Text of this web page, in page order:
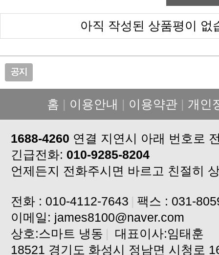
아직 작성된 상품평이 없
홈 | 이용안내 | 이용약관 | 개인
1688-4260 연결 지연시 아래 번호로
긴급전화: 010-9285-8204
언제든지 전화주시면 바르고 친절히
전화 : 010-4112-7643 | 팩스 : 031-
이메일: james8100@naver.com
상호:스마트 냉동 | 대표이사:임태훈
18521 경기도 화성시 정남면 시청로